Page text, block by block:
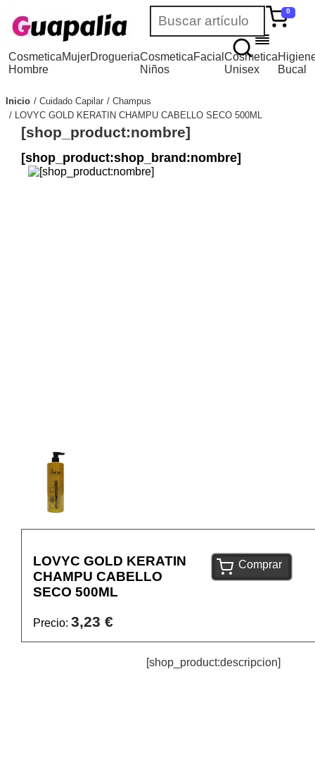
0
Cosmetica
Hombre
MujerDrogueriaCosmetica
Niños
FacialCosmetica
Unisex
Bucal
Inicio Cuidado Capilar
Champus
LOVYC GOLD KERATIN CHAMPU CABELLO SECO 500ML
[shop_product:nombre]
[shop_product:shop_brand:nombre]
LOVYC GOLD KERATIN
CHAMPU CABELLO
SECO 500ML
Precio: 3,23 €
Comprar
[shop_product:descripcion]